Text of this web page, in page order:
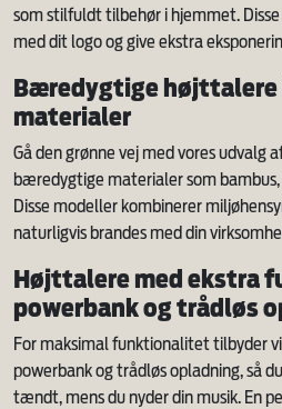
som stilfuldt tilbehør i hjemmet.
med dit logo og give ekstra
Bæredygtige højttalere
materialer
Gå den grønne vej med vores
bæredygtige materialer som
Disse modeller kombinerer
naturligvis brandes med din
Højttalere med ekstra
powerbank og trådløs
For maksimal funktionalitet tilbyder
powerbank og trådløs opladning, så
tændt, mens du nyder din musik. En